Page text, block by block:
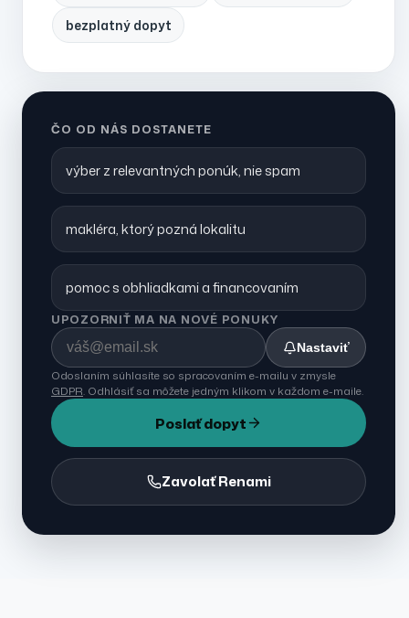
bezplatný dopyt
ČO OD NÁS DOSTANETE
výber z relevantných ponúk, nie spam
makléra, ktorý pozná lokalitu
pomoc s obhliadkami a financovaním
UPOZORNIŤ MA NA NOVÉ PONUKY
Nastaviť
Odoslaním súhlasíte so spracovaním e-mailu v zmysle
GDPR. Odhlásiť sa môžete jedným klikom v každom e-maile.
Poslať dopyt
Zavolať Renami